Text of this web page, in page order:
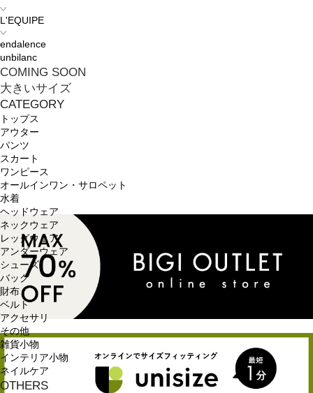
L'EQUIPE
endalence
unbilanc
COMING SOON
大きいサイズ
CATEGORY
トップス
アウター
パンツ
スカート
ワンピース
オールインワン・サロペット
水着
ヘッドウェア
ネックウェア
レッグウェア
アンダーウェア
シューズ
バッグ
財布
ベルト
アクセサリ
その他
雑貨小物
インテリア小物
ネイルケア
OTHERS